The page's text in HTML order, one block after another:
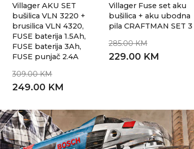
Villager AKU SET
bušilica VLN 3220 +
brusilica VLN 4320,
FUSE baterija 1.5Ah,
FUSE baterija 3Ah,
FUSE punjač 2.4A
309.00 KM
249.00 KM
Villager Fuse set aku
bušilica + aku ubodna
pila CRAFTMAN SET 3
285.00 KM
229.00 KM